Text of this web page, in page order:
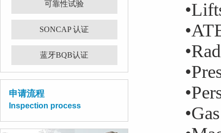
可靠性试验
SONCAP 认证
蓝牙BQB认证
申请流程
Inspection process